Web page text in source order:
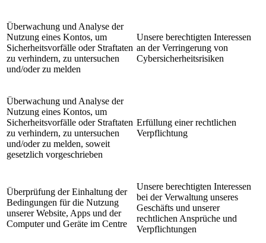
Überwachung und Analyse der
Nutzung eines Kontos, um
Sicherheitsvorfälle oder Straftaten
zu verhindern, zu untersuchen
und/oder zu melden
Unsere berechtigten Interessen
an der Verringerung von
Cybersicherheitsrisiken
Überwachung und Analyse der
Nutzung eines Kontos, um
Sicherheitsvorfälle oder Straftaten
zu verhindern, zu untersuchen
und/oder zu melden, soweit
gesetzlich vorgeschrieben
Erfüllung einer rechtlichen
Verpflichtung
Überprüfung der Einhaltung der
Bedingungen für die Nutzung
unserer Website, Apps und der
Computer und Geräte im Centre
Unsere berechtigten Interessen
bei der Verwaltung unseres
Geschäfts und unserer
rechtlichen Ansprüche und
Verpflichtungen